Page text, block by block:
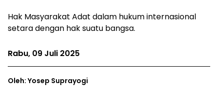
Hak Masyarakat Adat dalam hukum internasional
setara dengan hak suatu bangsa.
Rabu, 09 Juli 2025
Oleh: Yosep Suprayogi